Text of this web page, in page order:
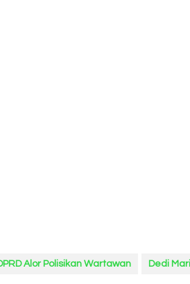
Alor Polisikan Wartawan Dedi